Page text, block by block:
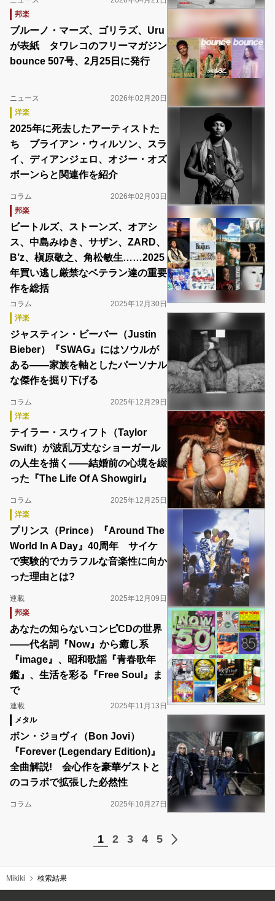
邦楽
ブルーノ・マーズ、ゴリラズ、Uru
が表紙 タワレコのフリーマガジン
bounce 507号、2月25日に発行
ニュース
2026年02月20日
洋楽
2025年に死去したアーティストた
ち ブライアン・ウィルソン、スラ
イ、ディアンジェロ、オジー・オズ
ボーンらと関連作を紹介
コラム
2026年02月03日
邦楽
ビートルズ、ストーンズ、オアシ
ス、中島みゆき、サザン、ZARD、
B’z、槇原敬之、角松敏生……2025
年買い逃し厳禁なベテラン達の重要
作を総括
コラム
2025年12月30日
洋楽
ジャスティン・ビーバー（Justin
Bieber）『SWAG』にはソウルが
ある――家族を軸としたパーソナル
な傑作を掘り下げる
コラム
2025年12月29日
洋楽
テイラー・スウィフト（Taylor
Swift）が波乱万丈なショーガール
の人生を描く――結婚前の心境を綴
った『The Life Of A Showgirl』
コラム
2025年12月25日
洋楽
プリンス（Prince）『Around The
World In A Day』40周年 サイケ
で実験的でカラフルな音楽性に向か
った理由とは?
連載
2025年12月09日
邦楽
あなたの知らないコンピCDの世界
――代名詞『Now』から癒し系
『image』、昭和歌謡『青春歌年
鑑』、生活を彩る『Free Soul』ま
で
連載
2025年11月13日
メタル
ボン・ジョヴィ（Bon Jovi）
『Forever (Legendary Edition)』
全曲解説! 会心作を豪華ゲストと
のコラボで拡張した必然性
コラム 2025年10月27日
1 2 3 4 5
Mikiki 検索結果